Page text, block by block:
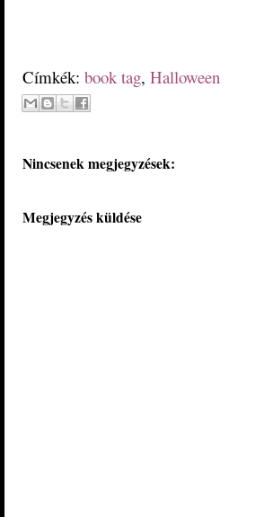
Címkék: book tag, Halloween
Nincsenek megjegyzések:
Megjegyzés küldése